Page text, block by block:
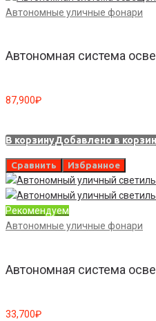
Автономные уличные фонари
Автономная система
87,900₽
В корзинуДобавлено в
Сравнить Избранное
Рекомендуем
Автономные уличные фонари
Автономная система
33,700₽